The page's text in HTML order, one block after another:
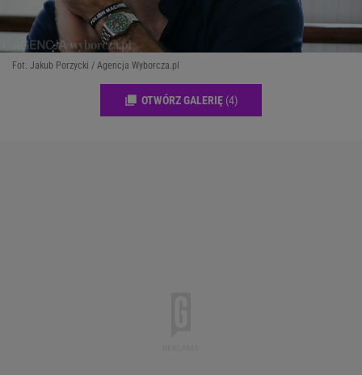
Fot. Jakub Porzycki / Agencja Wyborcza.pl
OTWÓRZ GALERIĘ (4)